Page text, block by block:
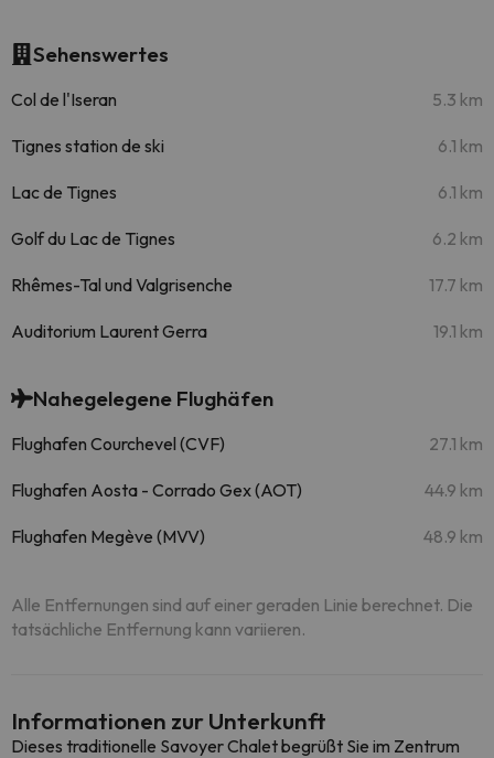
Sehenswertes
Col de l'Iseran 5.3 km
Tignes station de ski 6.1 km
Lac de Tignes 6.1 km
Golf du Lac de Tignes 6.2 km
Rhêmes-Tal und Valgrisenche 17.7 km
Auditorium Laurent Gerra 19.1 km
Nahegelegene Flughäfen
Flughafen Courchevel (CVF) 27.1 km
Flughafen Aosta - Corrado Gex (AOT) 44.9 km
Flughafen Megève (MVV) 48.9 km
Alle Entfernungen sind auf einer geraden Linie berechnet. Die
tatsächliche Entfernung kann variieren.
Informationen zur Unterkunft
Dieses traditionelle Savoyer Chalet begrüßt Sie im Zentrum